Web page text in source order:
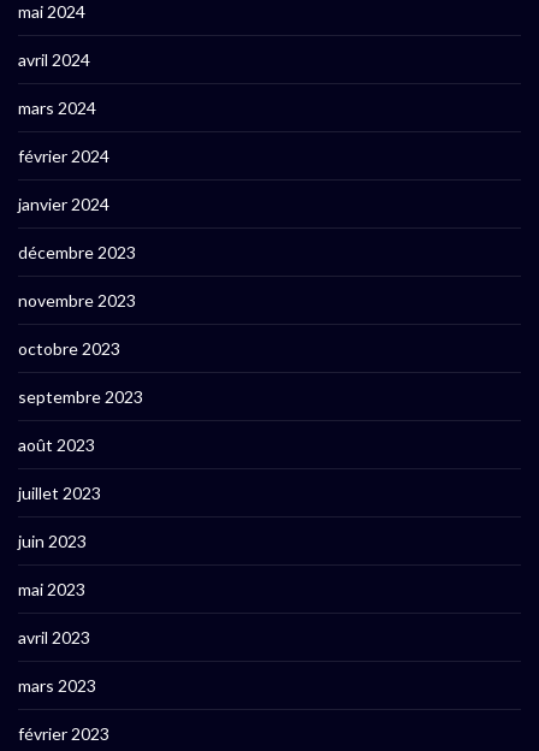
mai 2024
avril 2024
mars 2024
février 2024
janvier 2024
décembre 2023
novembre 2023
octobre 2023
septembre 2023
août 2023
juillet 2023
juin 2023
mai 2023
avril 2023
mars 2023
février 2023